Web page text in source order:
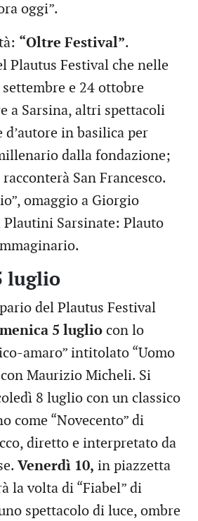
oggi”.
“Oltre Festival”.
Plautus Festival che nelle
settembre e 24 ottobre
a Sarsina, altri spettacoli
in basilica per
dalla fondazione;
San Francesco.
omaggio a Giorgio
Sarsinate: Plauto
luglio
del Plautus Festival
5 luglio con lo
amaro” intitolato “Uomo
Maurizio Micheli. Si
8 luglio con un classico
come “Novecento” di
diretto e interpretato da
Venerdì 10, in piazzetta
la volta di “Fiabel” di
spettacolo di luce, ombre